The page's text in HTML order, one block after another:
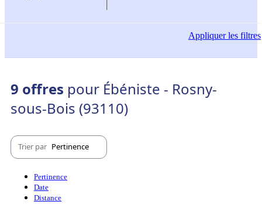
Appliquerles filtres
9 offres pour Ébéniste - Rosny-
sous-Bois (93110)
Trier par Pertinence
Pertinence
Date
Distance